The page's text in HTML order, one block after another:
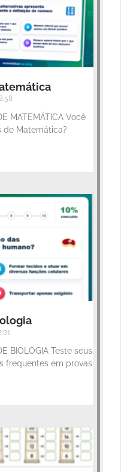
MATEMÁTICA Você
de Matemática?
BIOLOGIA Teste seus
frequentes em provas